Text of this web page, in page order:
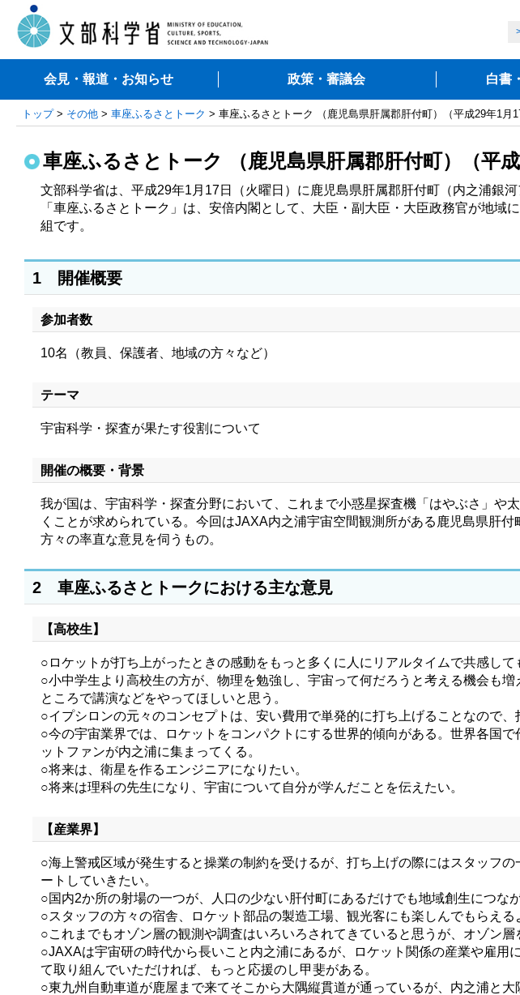
会見・報道・お知らせ 政策・審議会 白書
トップ> その他 > 車座ふるさとトーク > 車座ふるさとトーク （鹿児島県肝属郡肝付町）（平成29年1月
車座ふるさとトーク （鹿児島県肝属郡肝付町）（平成
文部科学省は、平成29年1月17日（火曜日）に鹿児島県肝属郡肝付町（内之浦銀
「車座ふるさとトーク」は、安倍内閣として、大臣・副大臣・大臣政務官が地
組です。
1 開催概要
参加者数
10名（教員、保護者、地域の方々など）
テーマ
宇宙科学・探査が果たす役割について
開催の概要・背景
我が国は、宇宙科学・探査分野において、これまで小惑星探査機「はやぶさ」
くことが求められている。今回はJAXA内之浦宇宙空間観測所がある鹿児島県肝
方々の率直な意見を伺うもの。
2 車座ふるさとトークにおける主な意見
【高校生】
○ロケットが打ち上がったときの感動をもっと多くに人にリアルタイムで共感して
○小中学生より高校生の方が、物理を勉強し、宇宙って何だろうと考える機会も
ところで講演などをやってほしいと思う。
○イプシロンの元々のコンセプトは、安い費用で単発的に打ち上げることなので、
○今の宇宙業界では、ロケットをコンパクトにする世界的傾向がある。世界各国
ットファンが内之浦に集まってくる。
○将来は、衛星を作るエンジニアになりたい。
○将来は理科の先生になり、宇宙について自分が学んだことを伝えたい。
【産業界】
○海上警戒区域が発生すると操業の制約を受けるが、打ち上げの際にはスタッフ
ートしていきたい。
○国内2か所の射場の一つが、人口の少ない肝付町にあるだけでも地域創生につな
○スタッフの方々の宿舎、ロケット部品の製造工場、観光客にも楽しんでもらえ
○これまでもオゾン層の観測や調査はいろいろされてきていると思うが、オゾン
○JAXAは宇宙研の時代から長いこと内之浦にあるが、ロケット関係の産業や雇
て取り組んでいただければ、もっと応援のし甲斐がある。
○東九州自動車道が鹿屋まで来てそこから大隅縦貫道が通っているが、内之浦と